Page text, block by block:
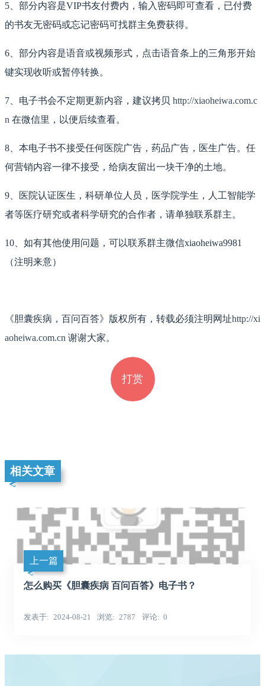
5、部分内容是VIP书友付费内，输入密码即可查看，已付费
的书友无密码或忘记密码可找群主免费获得。
6、部分内容是语音或视频形式，点击语音条上的三角形开始
键实现收听或暂停转换。
7、电子书会不定期更新内容，建议拷贝 http://xiaoheiwa.com.c
n 在微信里，以便后续查看。
8、本电子书不接受任何医院广告，药品广告，医生广告。任
何营销内容一律不接受，给病友留出一块干净的土地。
9、医院认证医生，科研单位人员，医学院学生，人工智能学
者等医疗研究或者科学研究的合作者，请单独联系群主。
10、如有其他使用问题，可以联系群主微信xiaoheiwa9981
（注明来意）
《胆囊疾病，百问百答》版权所有，转载必须注明网址http://xi
aoheiwa.com.cn 谢谢大家。
打赏
相关文章
上一篇
怎么购买《胆囊疾病 百问百答》电子书？
发表于 2024-08-21 浏览 2787 评论 0